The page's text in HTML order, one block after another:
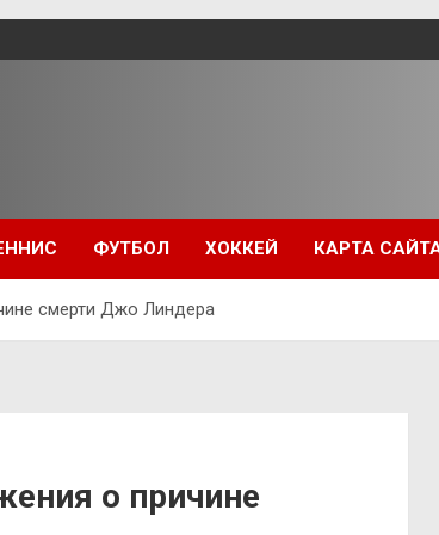
ФУТБОЛ ХОККЕЙ КАРТА
смерти Джо Линдера
о причине